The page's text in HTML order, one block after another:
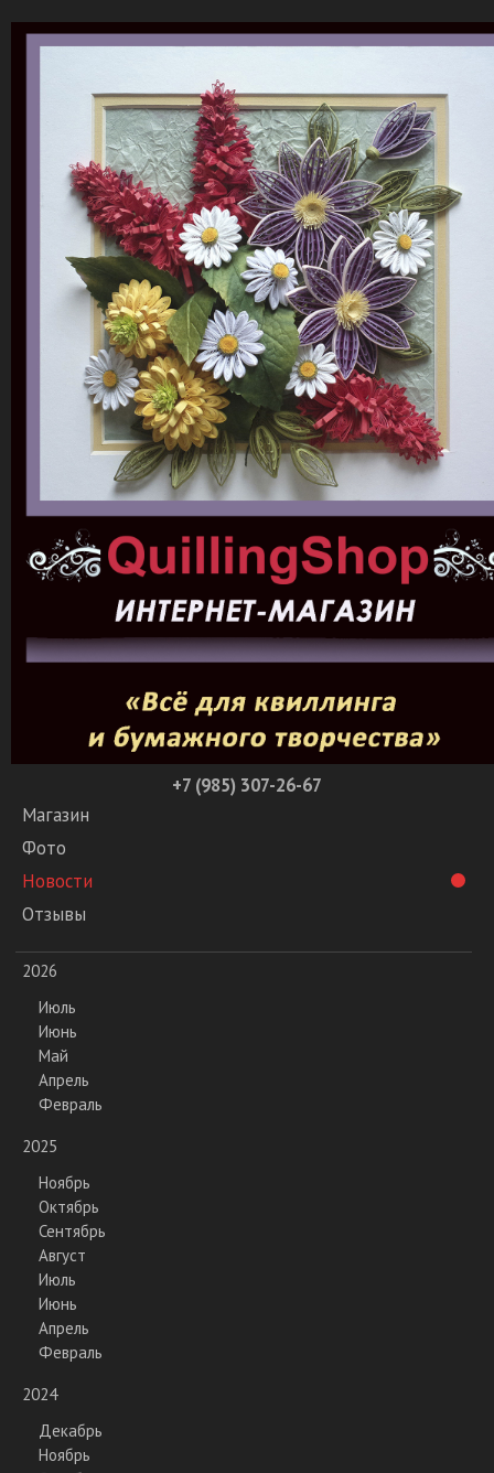
+7 (985) 307-26-67
Магазин
Фото
Новости
Отзывы
2026
Июль
Июнь
Май
Апрель
Февраль
2025
Ноябрь
Октябрь
Сентябрь
Август
Июль
Июнь
Апрель
Февраль
2024
Декабрь
Ноябрь